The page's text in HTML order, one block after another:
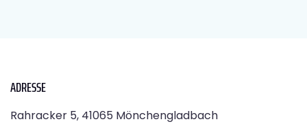
ADRESSE
Rahracker 5, 41065 Mönchengladbach